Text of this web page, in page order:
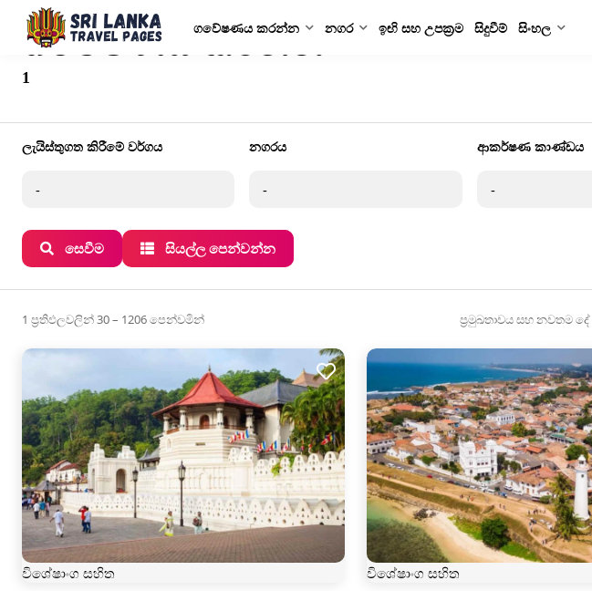
ගවේෂණය කරන්න නගර ඉඟි සහ උපක්‍රම සිදුවීම් සිංහල
ගවේෂණය කරන්න
1
ලැයිස්තුගත කිරීමේ වර්ගය නගරය ආකර්ෂණ කාණ්ඩය
සෙවීම සියල්ල පෙන්වන්න
1 ප්‍රතිඵලවලින් 30 – 1206 පෙන්වමින් ප්‍රමුඛතාවය සහ නවතම
විශේෂාංග සහිත
විශේෂාංග සහිත